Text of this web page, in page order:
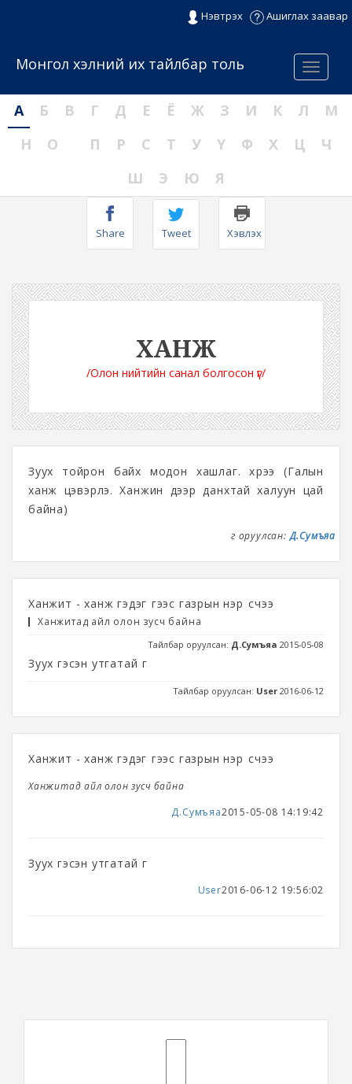
Нэвтрэх Ашиглах заавар
Menu
Монгол хэлний их тайлбар толь
А Б В Г Д Е Ё Ж З И К Л
М
Н
О П Р С Т У Ү Ф Х Ц
Ч
Ш
Э Ю Я
Share Tweet Хэвлэх
ХАНЖ
/Олон нийтийн санал болгосон үг/
Зуух тойрон байх модон хашлаг. хүрээ (Галын
ханж цэвэрлэ. Ханжин дээр данхтай халуун цай
байна)
Үг оруулсан:Д.Сумъяа
Ханжит - ханж гэдэг үгээс газрын нэр үүсчээ
Ханжитад айл олон зусч байна
Тайлбар оруулсан: Д.Сумъяа 2015-05-08
Зуух гэсэн утгатай үг
Тайлбар оруулсан: User 2016-06-12
Ханжит - ханж гэдэг үгээс газрын нэр үүсчээ
Ханжитад айл олон зусч байна
Д.Сумъяа2015-05-08 14:19:42
Зуух гэсэн утгатай үг
User2016-06-12 19:56:02